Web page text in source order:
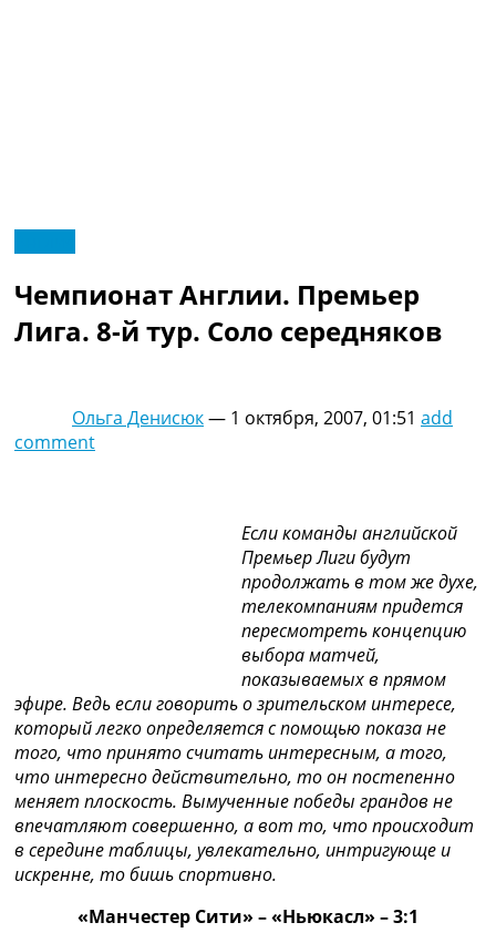
МенюНовости футбола
Видео
Трансферы
Конкурс прогнозов
Чемпионат Мира
Украина. Премьер-Лига
Украина. Первая Лига
Лига Чемпионов
Англия. Премьер Лига
Испания. Ла Лига
Другие Турниры >>>
Таблицы
Таблицы групп Чемпионата Мира
Украина. Премьер-Лига
Украина. Первая Лига
Лига Чемпионов. Таблицы групп
Англия. Премьер-Лига
Испания. Ла Лига
Все таблицы >>>
Чемпионат Англии. Премьер
Лига. 8-й тур. Соло середняков
Ольга Денисюк— 1 октября, 2007, 01:51 add
comment
Если команды английской
Премьер Лиги будут
продолжать в том же духе,
телекомпаниям придется
пересмотреть концепцию
выбора матчей,
показываемых в прямом
эфире. Ведь если говорить о зрительском интересе,
который легко определяется с помощью показа не
того, что принято считать интересным, а того,
что интересно действительно, то он постепенно
меняет плоскость. Вымученные победы грандов не
впечатляют совершенно, а вот то, что происходит
в середине таблицы, увлекательно, интригующе и
искренне, то бишь спортивно.
«Манчестер Сити» – «Ньюкасл» – 3:1